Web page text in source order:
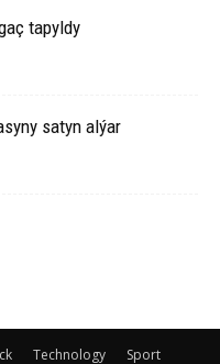
tapyldy
satyn alýar
Technology Sport